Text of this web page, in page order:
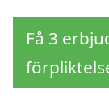
Få 3